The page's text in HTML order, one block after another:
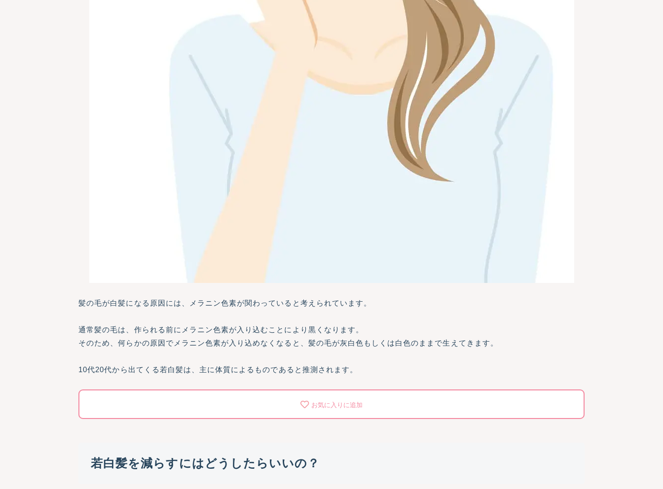
髪の毛が白髪になる原因には、メラニン色素が関わっていると考えられています。
通常髪の毛は、作られる前にメラニン色素が入り込むことにより黒くなります。
そのため、何らかの原因でメラニン色素が入り込めなくなると、髪の毛が灰白色もしくは白色のままで生えてきます。
10代20代から出てくる若白髪は、主に体質によるものであると推測されます。
お気に入りに追加
若白髪を減らすにはどうしたらいいの？